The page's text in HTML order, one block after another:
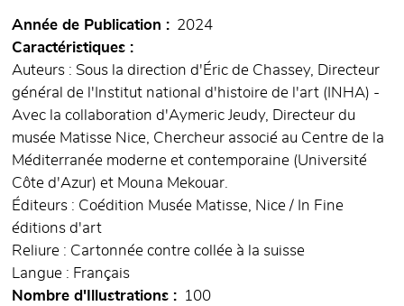
Année de Publication
2024
Caractéristiques
Auteurs : Sous la direction d'Éric de Chassey, Directeur
général de l'Institut national d'histoire de l'art (INHA) -
Avec la collaboration d'Aymeric Jeudy, Directeur du
musée Matisse Nice, Chercheur associé au Centre de la
Méditerranée moderne et contemporaine (Université
Côte d'Azur) et Mouna Mekouar.
Éditeurs : Coédition Musée Matisse, Nice / In Fine
éditions d'art
Reliure : Cartonnée contre collée à la suisse
Langue : Français
Nombre d'Illustrations
100